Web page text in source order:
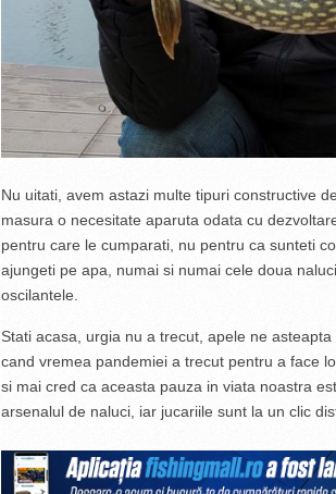
Nu uitati, avem astazi multe tipuri constructive
masura o necesitate aparuta odata cu
pentru care le cumparati, nu pentru ca sunteti
ajungeti pe apa, numai si numai cele doua
oscilantele.
Stati acasa, urgia nu a trecut, apele ne
cand vremea pandemiei a trecut pentru a face
si mai cred ca aceasta pauza in viata noastra
arsenalul de naluci, iar jucariile sunt la un clic